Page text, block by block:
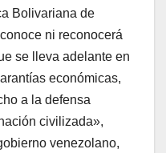
Bolivariana de
ni reconocerá
se lleva adelante en
económicas,
a la defensa
civilizada»,
venezolano,